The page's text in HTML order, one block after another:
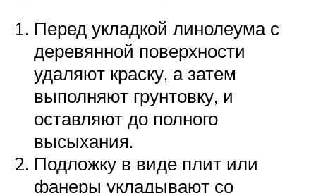
Перед укладкой линолеума с
деревянной поверхности
удаляют краску, а затем
выполняют грунтовку, и
оставляют до полного
высыхания.
Подложку в виде плит или
фанеры укладывают со